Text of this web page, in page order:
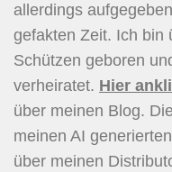
allerdings
gefakten Zeit. Ich bin
Schützen geboren
verheiratet. Hier
über meinen Blog.
meinen AI
über meinen